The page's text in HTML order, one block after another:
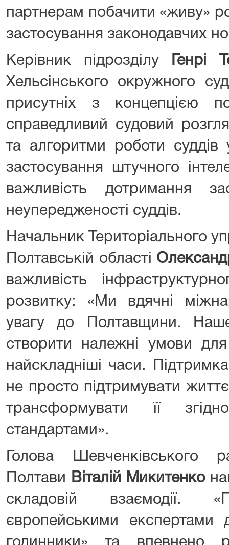
партнерам побачити «живу»
застосування законодавчих
Керівник підрозділу
Генрі
Хельсінського окружного
присутніх з концепцією
справедливий судовий
та алгоритми роботи суддів
застосування штучного
важливість дотримання
неупередженості суддів.
Начальник Територіального
Полтавській області
важливість
розвитку: «Ми вдячні
увагу до Полтавщини.
створити належні умови
найскладніші часи.
не просто підтримувати
трансформувати її
стандартами».
Голова Шевченківського
Полтави
Віталій Микитенко
складовій взаємодії.
європейськими експертами